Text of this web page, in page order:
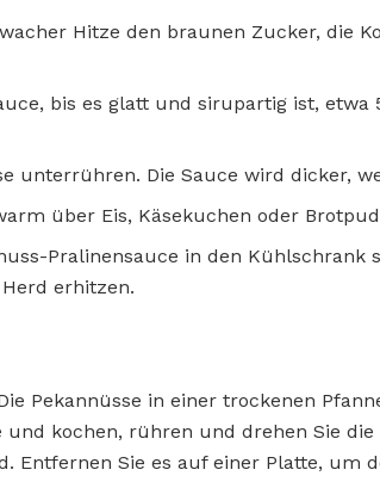
Hitze den braunen Zucker, die
bis es glatt und sirupartig ist,
unterrühren. Die Sauce wird dicker,
über Eis, Käsekuchen oder
Pralinensauce in den Kühlschrank
erhitzen.
Pekannüsse in einer trockenen
kochen, rühren und drehen Sie die
Entfernen Sie es auf einer Platte, um